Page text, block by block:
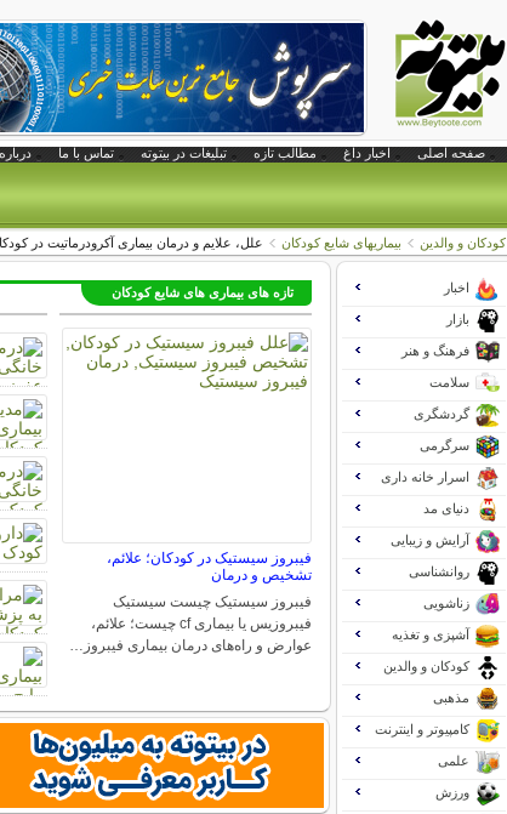
صفحه اصلی اخبار داغ مطالب تازه تبلیغات در بیتوته تماس با ما
کودکان و والدین بیماریهای شایع کودکان علل، علایم و درمان بیماری آکرودرماتیت در
تازه های بیماری های شایع کودکان
فیبروز سیستیک در کودکان؛ علائم،
تشخیص و درمان
فیبروز سیستیک چیست سیستیک
فیبروزیس یا بیماری cf چیست؛ علائم،
عوارض و راه‌های درمان بیماری فیبروز…
اخبار
بازار
فرهنگ و هنر
سلامت
گردشگری
سرگرمی
اسرار خانه داری
دنیای مد
آرایش و زیبایی
روانشناسی
زناشویی
آشپزی و تغذیه
کودکان و والدین
مذهبی
کامپیوتر و اینترنت
علمی
ورزش